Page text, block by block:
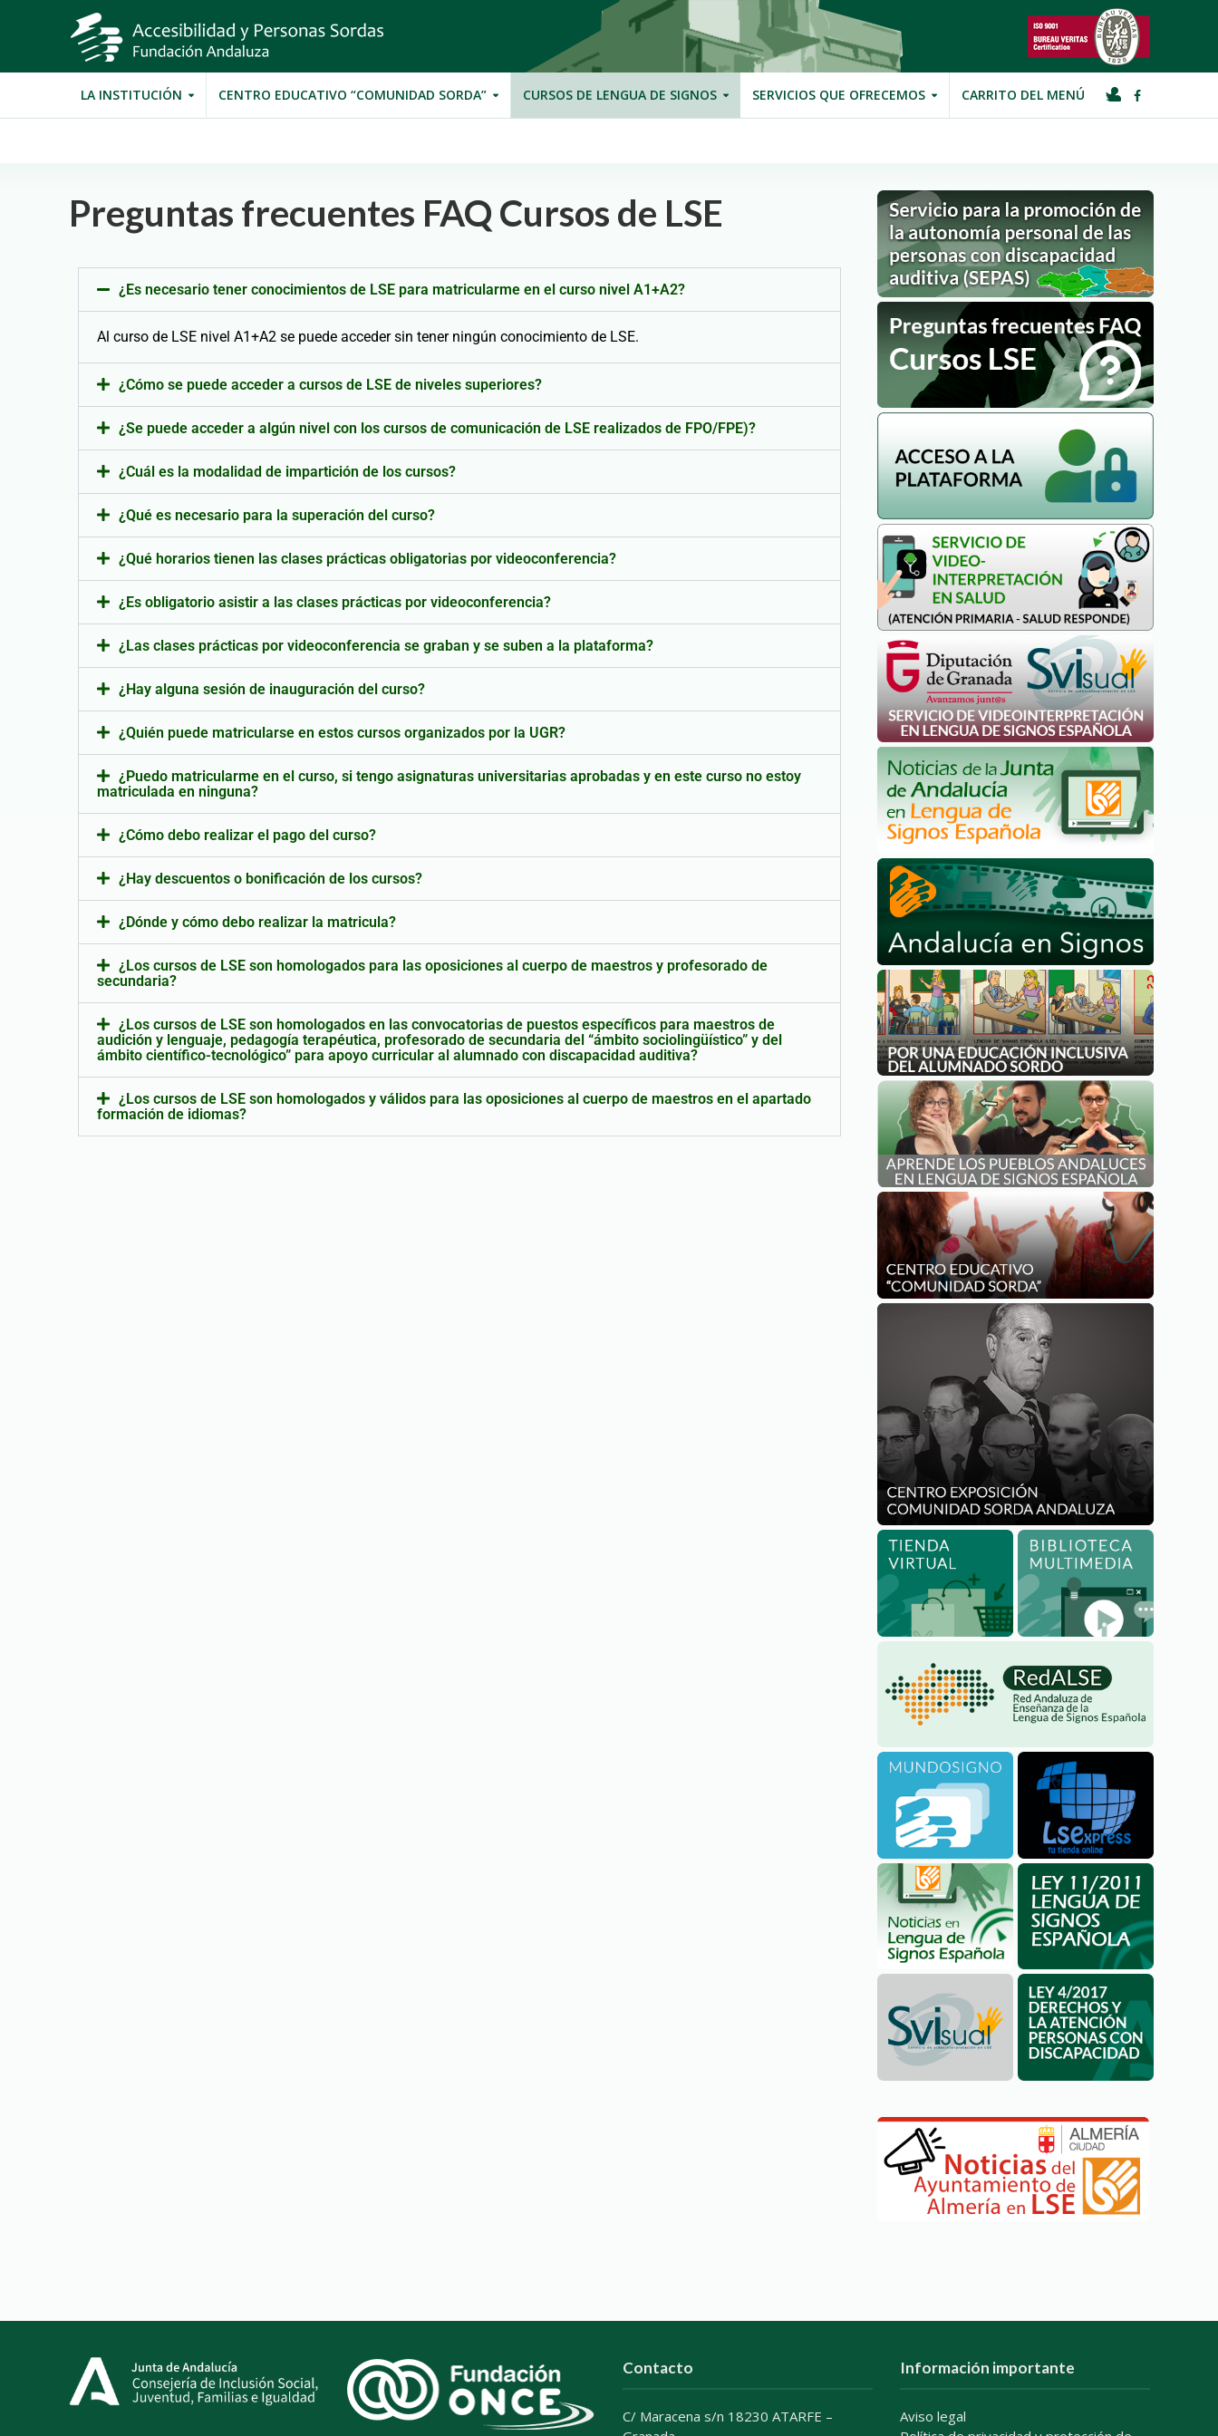
LA INSTITUCIÓN CENTRO EDUCATIVO “COMUNIDAD SORDA” CURSOS DE LENGUA DE SIGNOS SERVICIOS QUE OFRECEMOS CARRITO DEL MENÚ
Preguntas frecuentes FAQ Cursos de LSE
¿Es necesario tener conocimientos de LSE para matricularme en el curso nivel A1+A2?
Al curso de LSE nivel A1+A2 se puede acceder sin tener ningún conocimiento de LSE.
¿Cómo se puede acceder a cursos de LSE de niveles superiores?
¿Se puede acceder a algún nivel con los cursos de comunicación de LSE realizados de FPO/FPE)?
¿Cuál es la modalidad de impartición de los cursos?
¿Qué es necesario para la superación del curso?
¿Qué horarios tienen las clases prácticas obligatorias por videoconferencia?
¿Es obligatorio asistir a las clases prácticas por videoconferencia?
¿Las clases prácticas por videoconferencia se graban y se suben a la plataforma?
¿Hay alguna sesión de inauguración del curso?
¿Quién puede matricularse en estos cursos organizados por la UGR?
¿Puedo matricularme en el curso, si tengo asignaturas universitarias aprobadas y en este curso no estoy
matriculada en ninguna?
¿Cómo debo realizar el pago del curso?
¿Hay descuentos o bonificación de los cursos?
¿Dónde y cómo debo realizar la matricula?
¿Los cursos de LSE son homologados para las oposiciones al cuerpo de maestros y profesorado de
secundaria?
¿Los cursos de LSE son homologados en las convocatorias de puestos específicos para maestros de
audición y lenguaje, pedagogía terapéutica, profesorado de secundaria del “ámbito sociolingüístico” y del
ámbito científico-tecnológico” para apoyo curricular al alumnado con discapacidad auditiva?
¿Los cursos de LSE son homologados y válidos para las oposiciones al cuerpo de maestros en el apartado
formación de idiomas?
Contacto
C/ Maracena s/n 18230 ATARFE –
Información importante
Aviso legal